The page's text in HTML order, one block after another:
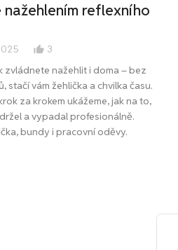
nažehlením reflexního
thumb_up_alt 3
zvládnete nažehlit i doma – bez
stačí vám žehlička a chvilka času.
za krokem ukážeme, jak na to,
a vypadal profesionálně.
bundy i pracovní oděvy.